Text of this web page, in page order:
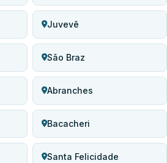
Juvevê
São Braz
Abranches
Bacacheri
Santa Felicidade